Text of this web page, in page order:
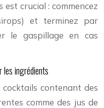
est crucial : commencez
et terminez par
le gaspillage en cas
les ingrédients
contenant des
comme des jus de